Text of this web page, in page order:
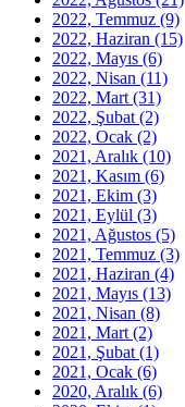
2022, Temmuz (9)
2022, Haziran (15)
2022, Mayıs (6)
2022, Nisan (11)
2022, Mart (31)
2022, Şubat (2)
2022, Ocak (2)
2021, Aralık (10)
2021, Kasım (6)
2021, Ekim (3)
2021, Eylül (3)
2021, Ağustos (5)
2021, Temmuz (3)
2021, Haziran (4)
2021, Mayıs (13)
2021, Nisan (8)
2021, Mart (2)
2021, Şubat (1)
2021, Ocak (6)
2020, Aralık (6)